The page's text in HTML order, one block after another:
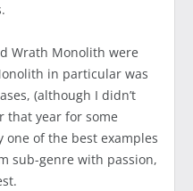
Wrath Monolith were
in particular was
(although I didn’t
that year for some
of the best examples
sub-genre with passion,